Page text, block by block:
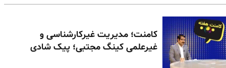
کامنت؛ مدیریت غیرکارشناسی و
غیرعلمی کینگ مجتبی؛ پیک شادی